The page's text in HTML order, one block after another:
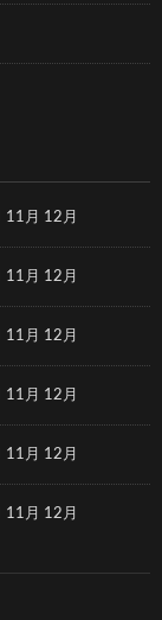
11月 12月
11月 12月
11月 12月
11月 12月
11月 12月
11月 12月